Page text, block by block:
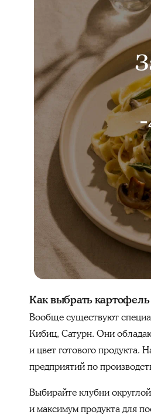
Как выбрать картофель
Вообще существуют
Кибиц, Сатурн. Они
и цвет готового продукта.
предприятий по
Выбирайте клубни
и максимум продукта для